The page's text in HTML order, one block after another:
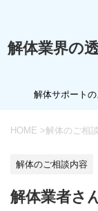
解体業界の
解体サポート
HOME >解体のご相
解体のご相談内容
解体業者さ